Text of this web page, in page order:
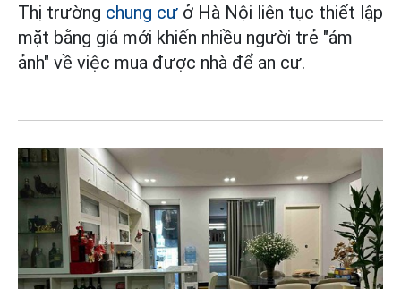
Thị trường chung cư ở Hà Nội liên tục thiết lập
mặt bằng giá mới khiến nhiều người trẻ "ám
ảnh" về việc mua được nhà để an cư.